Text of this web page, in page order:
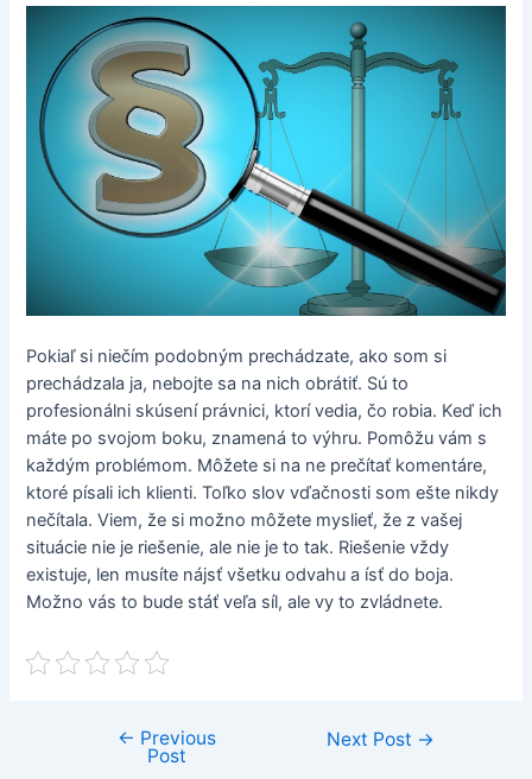
Pokiaľ si niečím podobným prechádzate, ako som si
prechádzala ja, nebojte sa na nich obrátiť. Sú to
profesionálni skúsení právnici, ktorí vedia, čo robia. Keď ich
máte po svojom boku, znamená to výhru. Pomôžu vám s
každým problémom. Môžete si na ne prečítať komentáre,
ktoré písali ich klienti. Toľko slov vďačnosti som ešte nikdy
nečítala. Viem, že si možno môžete myslieť, že z vašej
situácie nie je riešenie, ale nie je to tak. Riešenie vždy
existuje, len musíte nájsť všetku odvahu a ísť do boja.
Možno vás to bude stáť veľa síl, ale vy to zvládnete.
navigation
← Previous
Post
Next Post →